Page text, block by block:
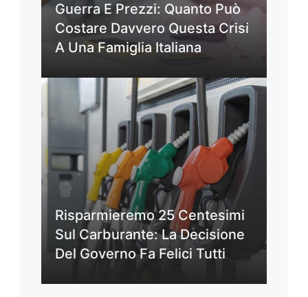
Guerra E Prezzi: Quanto Può
Costare Davvero Questa Crisi
A Una Famiglia Italiana
Risparmieremo 25 Centesimi
Sul Carburante: La Decisione
Del Governo Fa Felici Tutti